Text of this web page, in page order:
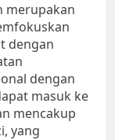
merupakan
dengan
dengan
masuk ke
mencakup
yang